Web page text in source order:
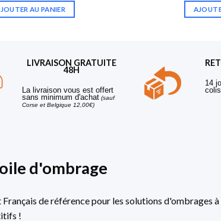
AU PANIER
LIVRAISON GRATUITE
48H
La livraison vous est offert
sans minimum d'achat (sauf
Corse et Belgique 12,00€)
14
d'ombrage
Français de référence pour les solutions d'ombrages
!